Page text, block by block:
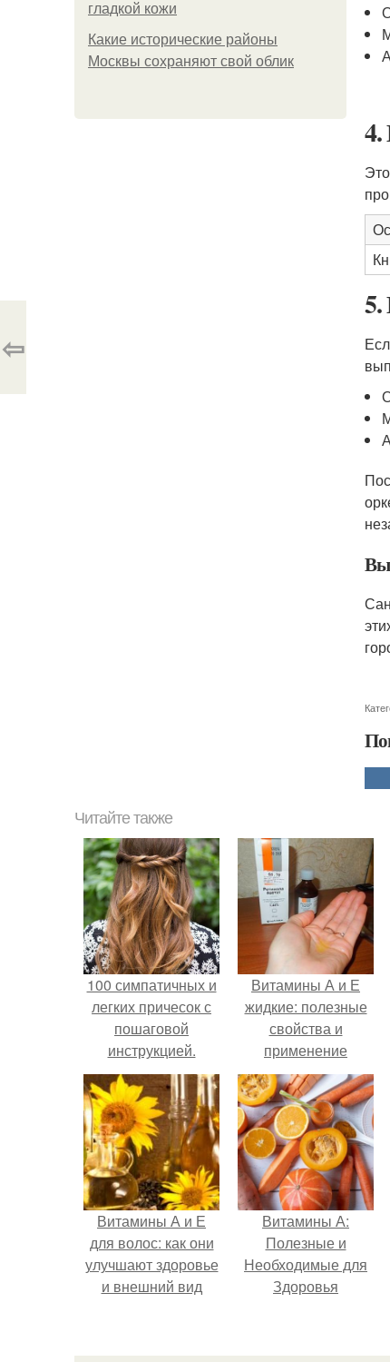
гладкой кожи
Какие исторические районы
Москвы сохраняют свой облик
⇦
Читайте также
100 симпатичных и
легких причесок с
пошаговой
инструкцией.
Легкие прически —
подборка
поразительно
красивых
вариантов (120
фото). Советы, как
сделать прическу
самой себе за 5
минут
Витамины А и Е
жидкие: полезные
свойства и
применение
Витамины А и Е
для волос: как они
улучшают здоровье
и внешний вид
Витамины А:
Полезные и
Необходимые для
Здоровья